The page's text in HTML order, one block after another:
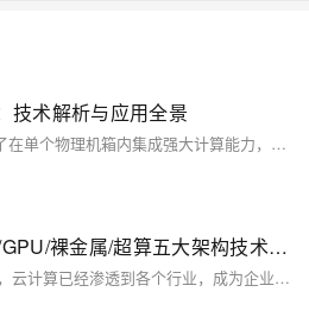
技术解析与应用全景
“硅谷GPU单节点服务器”代表了在单个物理机箱内集成强大计算能力，特别是GPU加速能力的高性能计算解决方案。它们并非指代某个特定品牌，而是一类为处理密集型工作负载而设计的服务器范式的统称。
阿里云服务器X86/ARM/GPU/裸金属/超算五大架构技术特点、场景适配参考
在云计算技术飞速发展的当下，云计算已经渗透到各个行业，成为企业数字化转型的关键驱动力。选择合适的云服务器架构对于提升业务效率、降低成本至关重要。阿里云提供了多样化的云服务器架构选择，包括X86计算、ARM计算、GPU/FPGA/ASIC、弹性裸金属服务器以及高性能计算等。本文将深入解析这些架构的特点、优势及适用场景，以供大家了解和选择参考。